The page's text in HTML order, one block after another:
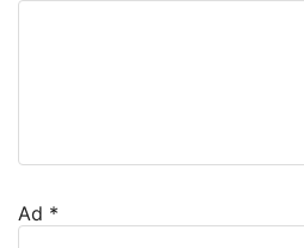
Ad *